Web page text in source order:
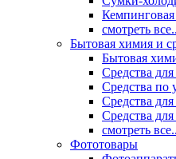
смотреть
Бытовая химия и
Бытовая
Средства
Средства по
Средства
Средства
смотреть
Фототовары